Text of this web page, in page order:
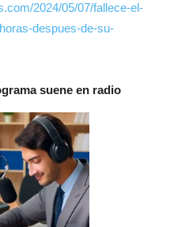
2024/05/07/fallece-el-
despues-de-su-
suene en radio